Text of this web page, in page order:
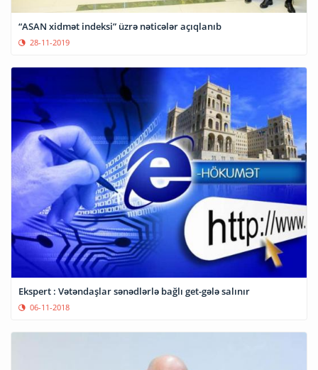
“ASAN xidmət indeksi” üzrə nəticələr açıqlanıb
28-11-2019
Ekspert : Vətəndaşlar sənədlərlə bağlı get-gələ salınır
06-11-2018